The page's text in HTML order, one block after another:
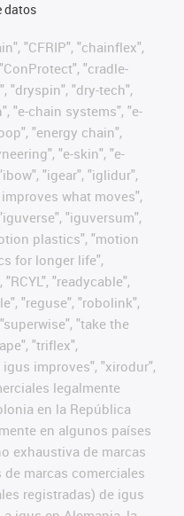
datos
"CFRIP", "chainflex",
"cradle-
"dryspin", "dry-tech",
"e-chain systems", "e-
"energy chain",
"e-skin", "e-
"igear", "iglidur",
what moves",
"iguversum",
plastics", "motion
for longer life",
"readycable",
"reguse", "robolink",
"take the
"triflex",
improves", "xirodur",
legalmente
en la República
en algunos países
exhaustiva de marcas
marcas comerciales
registradas) de igus